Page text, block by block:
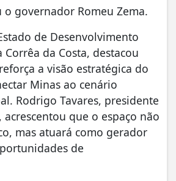
o governador Romeu Zema.
de Desenvolvimento
Corrêa da Costa, destacou
a visão estratégica do
Minas ao cenário
Rodrigo Tavares, presidente
acrescentou que o espaço não
mas atuará como gerador
de